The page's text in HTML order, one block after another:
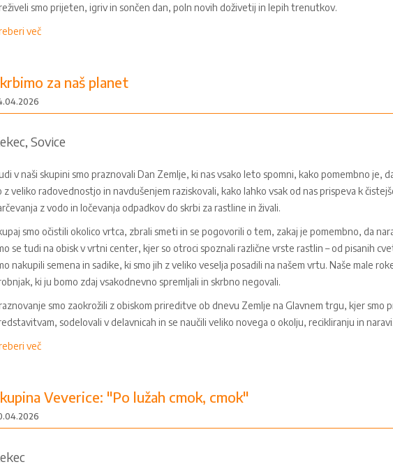
smo prijeten, igriv in sončen dan, poln novih doživetij in lepih trenutkov.
več
za naš planet
Sovice
v naši skupini smo praznovali Dan Zemlje, ki nas vsako leto spomni, kako pomembno je,
z veliko radovednostjo in navdušenjem raziskovali, kako lahko vsak od nas prispeva k
z vodo in ločevanja odpadkov do skrbi za rastline in živali.
smo očistili okolico vrtca, zbrali smeti in se pogovorili o tem, zakaj je pomembno, da
se tudi na obisk v vrtni center, kjer so otroci spoznali različne vrste rastlin – od pisanih
nakupili semena in sadike, ki smo jih z veliko veselja posadili na našem vrtu. Naše male
ki ju bomo zdaj vsakodnevno spremljali in skrbno negovali.
smo zaokrožili z obiskom prireditve ob dnevu Zemlje na Glavnem trgu, kjer smo
sodelovali v delavnicah in se naučili veliko novega o okolju, recikliranju in naravi.
več
Veverice: "Po lužah cmok, cmok"